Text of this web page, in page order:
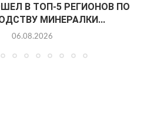
В ТОП-5 РЕГИОНОВ ПО
МИНЕРАЛКИ...
06.08.2026